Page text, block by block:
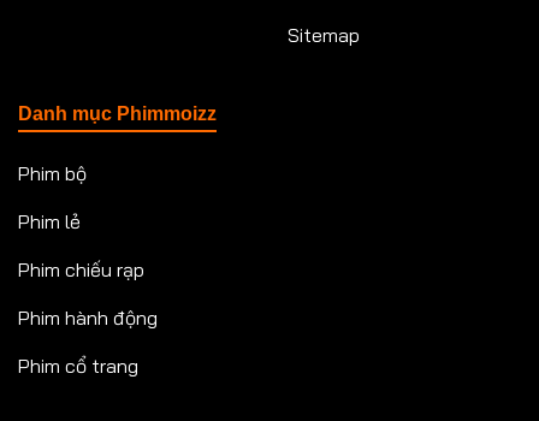
Sitemap
Danh mục Phimmoizz
Phim bộ
Phim lẻ
Phim chiếu rạp
Phim hành động
Phim cổ trang